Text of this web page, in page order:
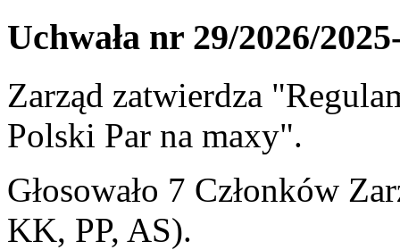
Uchwała nr 29/2026/
Zarząd zatwierdza
Polski Par na maxy".
Głosowało 7 Członków
KK, PP, AS).